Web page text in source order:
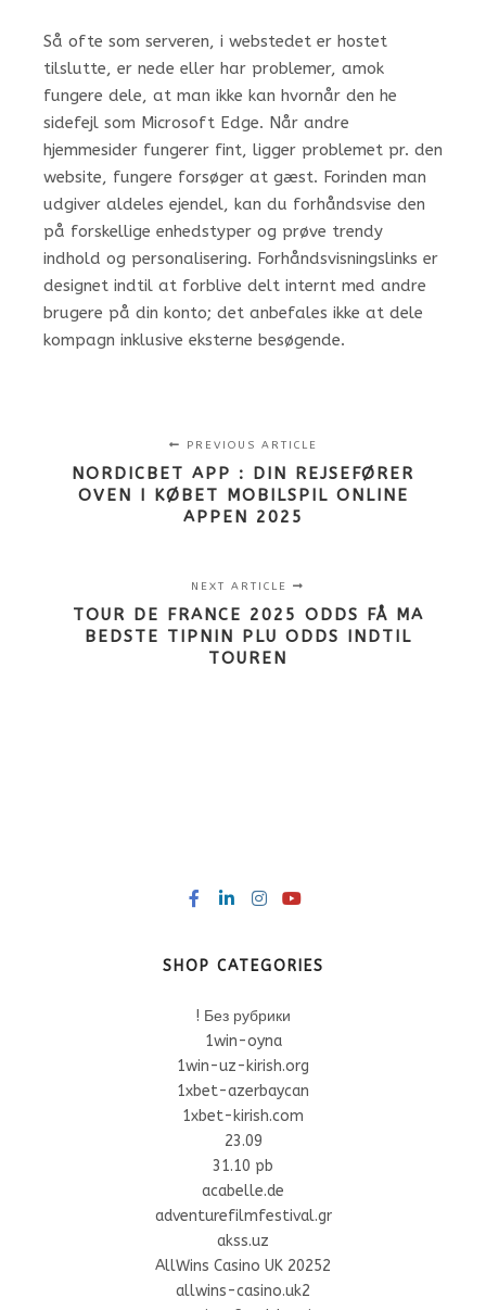
Så ofte som serveren, i webstedet er hostet
tilslutte, er nede eller har problemer, amok
fungere dele, at man ikke kan hvornår den he
sidefejl som Microsoft Edge. Når andre
hjemmesider fungerer fint, ligger problemet pr. den
website, fungere forsøger at gæst. Forinden man
udgiver aldeles ejendel, kan du forhåndsvise den
på forskellige enhedstyper og prøve trendy
indhold og personalisering. Forhåndsvisningslinks er
designet indtil at forblive delt internt med andre
brugere på din konto; det anbefales ikke at dele
kompagn inklusive eksterne besøgende.
PREVIOUS ARTICLE
NORDICBET APP : DIN REJSEFØRER
OVEN I KØBET MOBILSPIL ONLINE
APPEN 2025
NEXT ARTICLE
TOUR DE FRANCE 2025 ODDS FÅ MA
BEDSTE TIPNIN PLU ODDS INDTIL
TOUREN
SHOP CATEGORIES
! Без рубрики
1win-oyna
1win-uz-kirish.org
1xbet-azerbaycan
1xbet-kirish.com
23.09
31.10 pb
acabelle.de
adventurefilmfestival.gr
akss.uz
AllWins Casino UK 20252
allwins-casino.uk2